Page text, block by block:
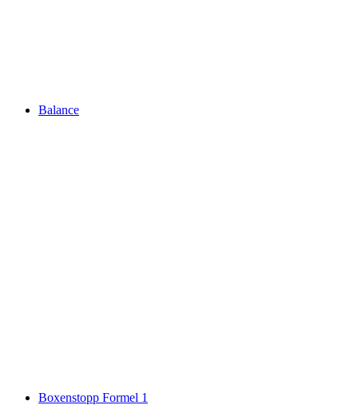
Balance
Boxenstopp Formel 1